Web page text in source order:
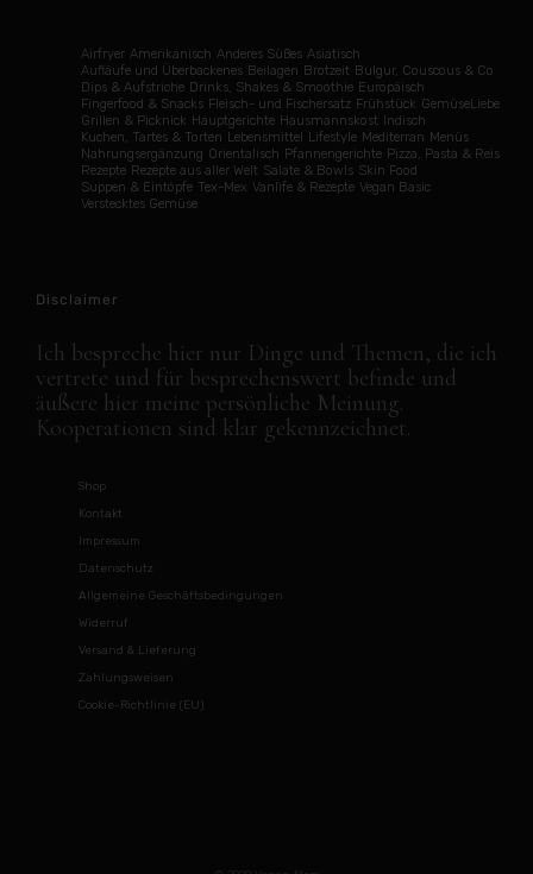
Airfryer Amerikanisch Anderes Süßes Asiatisch
Aufläufe und Überbackenes Beilagen Brotzeit Bulgur, Couscous & Co
Dips & Aufstriche Drinks, Shakes & Smoothie Europäisch
Fingerfood & Snacks Fleisch- und Fischersatz Frühstück GemüseLiebe
Grillen & Picknick Hauptgerichte Hausmannskost Indisch
Kuchen, Tartes & Torten Lebensmittel Lifestyle Mediterran Menüs
Nahrungsergänzung Orientalisch Pfannengerichte Pizza, Pasta & Reis
Rezepte Rezepte aus aller Welt Salate & Bowls Skin Food
Suppen & Eintöpfe Tex-Mex Vanlife & Rezepte Vegan Basic
Verstecktes Gemüse
Disclaimer
Ich bespreche hier nur Dinge und Themen, die ich
vertrete und für besprechenswert befinde und
äußere hier meine persönliche Meinung.
Kooperationen sind klar gekennzeichnet.
Shop
Kontakt
Impressum
Datenschutz
Allgemeine Geschäftsbedingungen
Widerruf
Versand & Lieferung
Zahlungsweisen
Cookie-Richtlinie (EU)